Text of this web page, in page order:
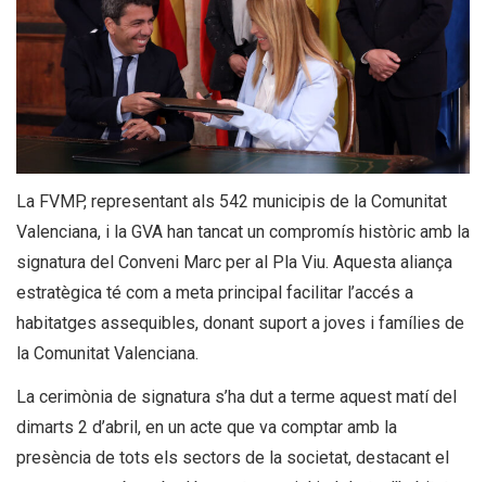
La FVMP, representant als 542 municipis de la Comunitat
Valenciana, i la GVA han tancat un compromís històric amb la
signatura del Conveni Marc per al Pla Viu. Aquesta aliança
estratègica té com a meta principal facilitar l’accés a
habitatges assequibles, donant suport a joves i famílies de
la Comunitat Valenciana.
La cerimònia de signatura s’ha dut a terme aquest matí del
dimarts 2 d’abril, en un acte que va comptar amb la
presència de tots els sectors de la societat, destacant el